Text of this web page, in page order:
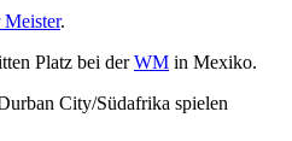
Meister.
Platz bei derWM in Mexiko.
City/Südafrika spielen